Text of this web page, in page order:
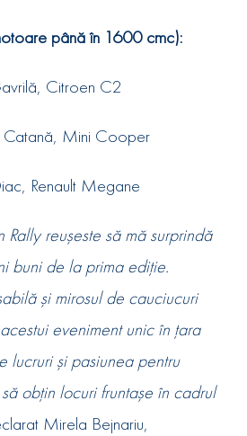
până în 1600 cmc):
Citroen C2
Catană, Mini Cooper
Renault Megane
reușeste să mă surprindă
buni de la prima ediție.
și mirosul de cauciucuri
eveniment unic în țara
lucruri și pasiunea pentru
obțin locuri fruntașe în cadrul
Mirela Bejnariu,